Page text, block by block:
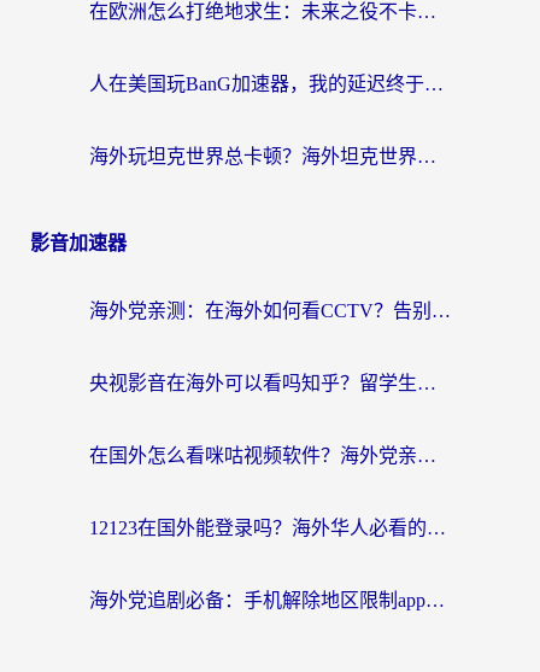
在欧洲怎么打绝地求生：未来之役不卡？留学生亲测的加速器避坑指南
人在美国玩BanG加速器，我的延迟终于绿了
海外玩坦克世界总卡顿？海外坦克世界加速器有哪些？实测好用的选择在这里
影音加速器
海外党亲测：在海外如何看CCTV？告别“仅限大陆播放”的实用指南
央视影音在海外可以看吗知乎？留学生亲测：3步解决地域限制+追剧自由
在国外怎么看咪咕视频软件？海外党亲测有效的回国加速方案
12123在国外能登录吗？海外华人必看的回国加速实用指南
海外党追剧必备：手机解除地区限制app怎么选？解决央视视频&国内剧地区限制全指南